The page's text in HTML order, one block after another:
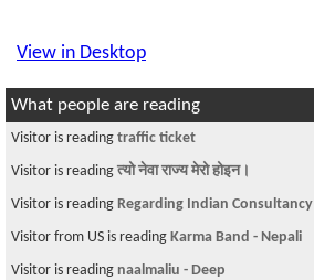
View in Desktop
What people are reading
Visitor is reading traffic ticket
Visitor is reading त्यो नेवा राज्य मेरो होइन।
Visitor is reading Regarding Indian Consultancy
Visitor from US is reading Karma Band - Nepali
Visitor is reading naalmaliu - Deep